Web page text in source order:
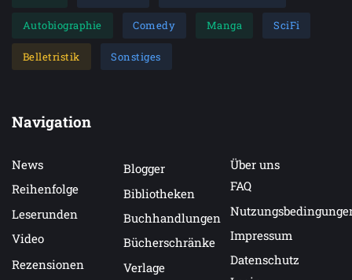
Autobiographie Comedy Manga SciFi
Belletristik Sonstiges
Navigation
News
Reihenfolge
Leserunden
Video
Rezensionen
Blogger
Bibliotheken
Buchhandlungen
Bücherschränke
Verlage
Über uns
FAQ
Impressum
Datenschutz